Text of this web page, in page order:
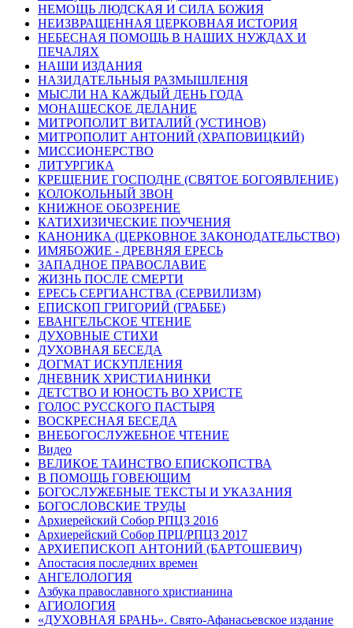
НЕМОЩЬ ЛЮДСКАЯ И СИЛА БОЖИЯ
НЕИЗВРАЩЕННАЯ ЦЕРКОВНАЯ ИСТОРИЯ
НЕБЕСНАЯ ПОМОЩЬ В НАШИХ НУЖДАХ И
ПЕЧАЛЯХ
НАШИ ИЗДАНИЯ
НАЗИДАТЕЛЬНЫЯ РАЗМЫШЛЕНІЯ
МЫСЛИ НА КАЖДЫЙ ДЕНЬ ГОДА
МОНАШЕСКОЕ ДЕЛАНИЕ
МИТРОПОЛИТ ВИТАЛИЙ (УСТИНОВ)
МИТРОПОЛИТ АНТОНИЙ (ХРАПОВИЦКИЙ)
МИССИОНЕРСТВО
ЛИТУРГИКА
КРЕЩЕНИЕ ГОСПОДНЕ (СВЯТОЕ БОГОЯВЛЕНИЕ)
КОЛОКОЛЬНЫЙ ЗВОН
КНИЖНОЕ ОБОЗРЕНИЕ
КАТИХИЗИЧЕСКИЕ ПОУЧЕНИЯ
КАНОНИКА (ЦЕРКОВНОЕ ЗАКОНОДАТЕЛЬСТВО)
ИМЯБОЖИЕ - ДРЕВНЯЯ ЕРЕСЬ
ЗАПАДНОЕ ПРАВОСЛАВИЕ
ЖИЗНЬ ПОСЛЕ СМЕРТИ
ЕРЕСЬ СЕРГИАНСТВА (СЕРВИЛИЗМ)
ЕПИСКОП ГРИГОРИЙ (ГРАББЕ)
ЕВАНГЕЛЬСКОЕ ЧТЕНИЕ
ДУХОВНЫЕ СТИХИ
ДУХОВНАЯ БЕСЕДА
ДОГМАТ ИСКУПЛЕНИЯ
ДНЕВНИК ХРИСТИАНИНКИ
ДЕТСТВО И ЮНОСТЬ ВО ХРИСТЕ
ГОЛОС РУССКОГО ПАСТЫРЯ
ВОСКРЕСНАЯ БЕСЕДА
ВНЕБОГОСЛУЖЕБНОЕ ЧТЕНИЕ
Видео
ВЕЛИКОЕ ТАИНСТВО ЕПИСКОПСТВА
В ПОМОЩЬ ГОВЕЮЩИМ
БОГОСЛУЖЕБНЫЕ ТЕКСТЫ И УКАЗАНИЯ
БОГОСЛОВСКИЕ ТРУДЫ
Архиерейский Собор РПЦЗ 2016
Архиерейский Собор ПРЦ/РПЦЗ 2017
АРХИЕПИСКОП АНТОНИЙ (БАРТОШЕВИЧ)
Апостасия последних времен
АНГЕЛОЛОГИЯ
Азбука православного христианина
АГИОЛОГИЯ
«ДУХОВНАЯ БРАНЬ». Свято-Афанасьевское издание